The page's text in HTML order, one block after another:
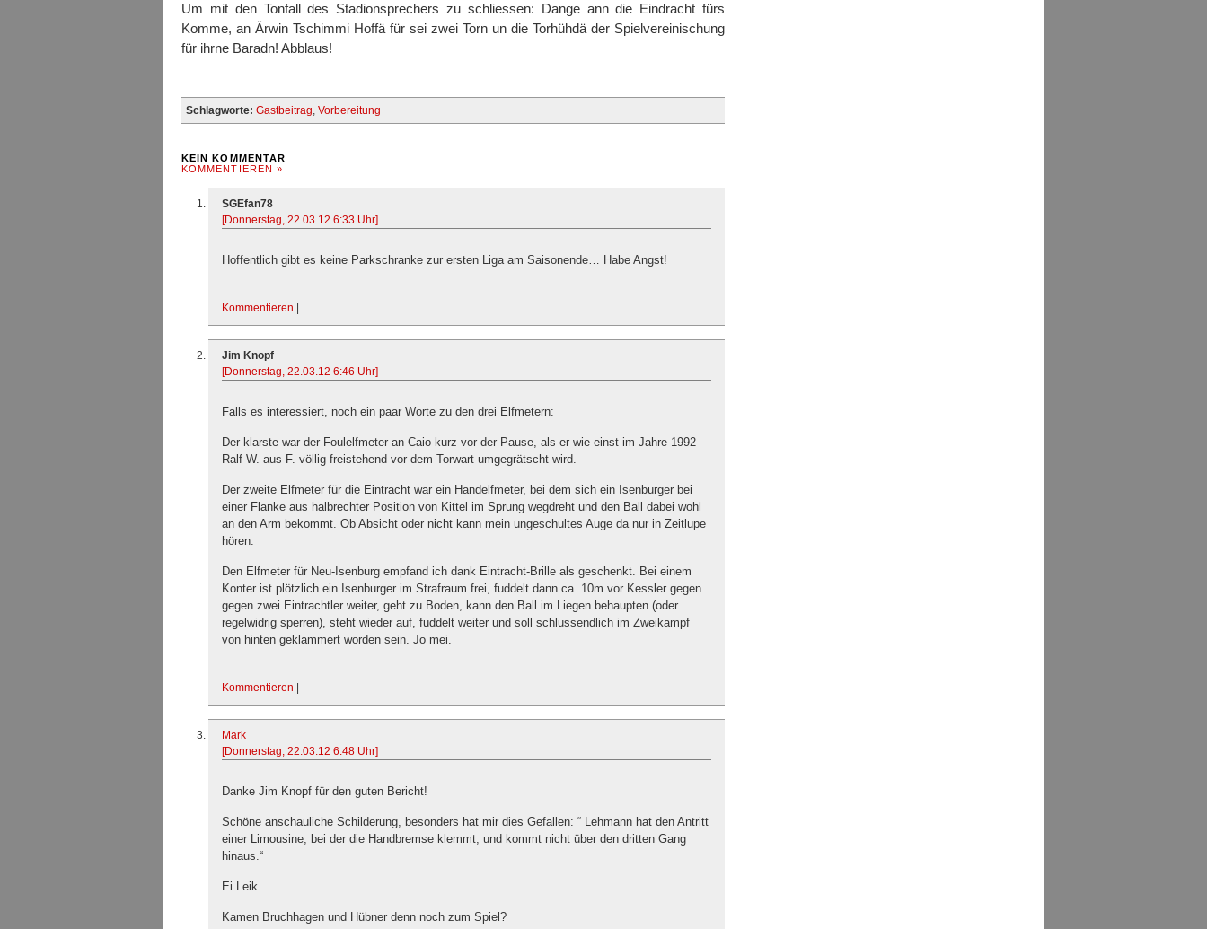
Um mit den Tonfall des Stadionsprechers zu schliessen: Dange ann die Eindracht fürs
Komme, an Ärwin Tschimmi Hoffä für sei zwei Torn un die Torhühdä der Spielvereinischung
für ihrne Baradn! Abblaus!
Schlagworte: Gastbeitrag, Vorbereitung
KEIN KOMMENTAR
KOMMENTIEREN »
SGEfan78
[Donnerstag, 22.03.12 6:33 Uhr]
Hoffentlich gibt es keine Parkschranke zur ersten Liga am Saisonende… Habe Angst!
Kommentieren
Jim Knopf
[Donnerstag, 22.03.12 6:46 Uhr]
Falls es interessiert, noch ein paar Worte zu den drei Elfmetern:
Der klarste war der Foulelfmeter an Caio kurz vor der Pause, als er wie einst im Jahre 1992
Ralf W. aus F. völlig freistehend vor dem Torwart umgegrätscht wird.
Der zweite Elfmeter für die Eintracht war ein Handelfmeter, bei dem sich ein Isenburger bei
einer Flanke aus halbrechter Position von Kittel im Sprung wegdreht und den Ball dabei wohl
an den Arm bekommt. Ob Absicht oder nicht kann mein ungeschultes Auge da nur in Zeitlupe
hören.
Den Elfmeter für Neu-Isenburg empfand ich dank Eintracht-Brille als geschenkt. Bei einem
Konter ist plötzlich ein Isenburger im Strafraum frei, fuddelt dann ca. 10m vor Kessler gegen
gegen zwei Eintrachtler weiter, geht zu Boden, kann den Ball im Liegen behaupten (oder
regelwidrig sperren), steht wieder auf, fuddelt weiter und soll schlussendlich im Zweikampf
von hinten geklammert worden sein. Jo mei.
Kommentieren
Mark
[Donnerstag, 22.03.12 6:48 Uhr]
Danke Jim Knopf für den guten Bericht!
Schöne anschauliche Schilderung, besonders hat mir dies Gefallen: “ Lehmann hat den Antritt
einer Limousine, bei der die Handbremse klemmt, und kommt nicht über den dritten Gang
hinaus.“
Ei Leik
Kamen Bruchhagen und Hübner denn noch zum Spiel?